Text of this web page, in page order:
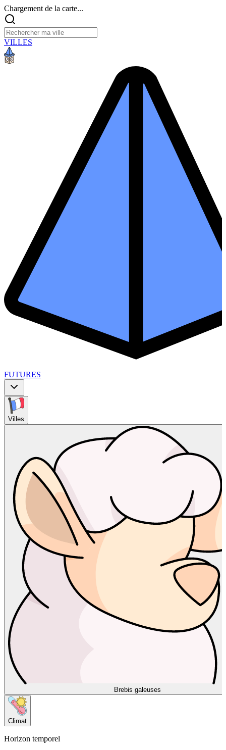
Chargement de la carte...
VILLES
FUTURES
Villes
Brebis galeuses
Climat
Horizon temporel